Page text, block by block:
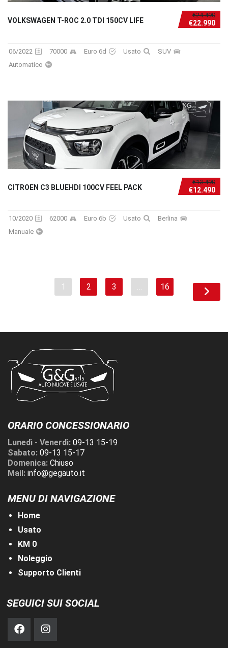
€24.490
€22.990
VOLKSWAGEN T-ROC 2.0 TDI 150CV LIFE
06/2022 70000 Euro 6d Usato
SUV
Automatico
€13.490
€12.490
CITROEN C3 BLUEHDI 100CV FEEL PACK
10/2020 62000 Euro 6b Usato
Berlina
Manuale
1 2 3 … 16
ORARIO CONCESSIONARIO
Lunedì - Venerdì: 09-13 15-19
Sabato: 09-13 15-17
Domenica: Chiuso
Mail: info@gegauto.it
MENU DI NAVIGAZIONE
Home
Usato
KM 0
Noleggio
Supporto Clienti
SEGUICI SUI SOCIAL